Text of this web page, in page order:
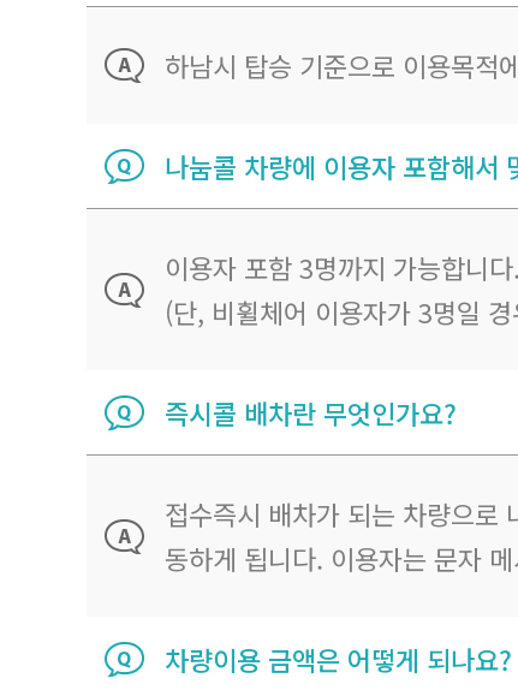
하남시 탑승 기준으로 이용목적
나눔콜 차량에 이용자 포함해서
이용자 포함 3명까지 가능합니다.
(단, 비휠체어 이용자가 3명일
즉시콜 배차란 무엇인가요?
접수즉시 배차가 되는 차량으로
동하게 됩니다. 이용자는 문자
차량이용 금액은 어떻게 되나요?